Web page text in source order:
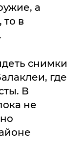
а
то в
снимки
где
В
не